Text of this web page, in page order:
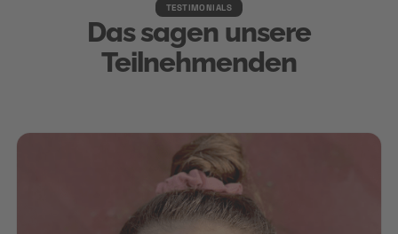
TESTIMONIALS
Das sagen unsere
Teilnehmenden